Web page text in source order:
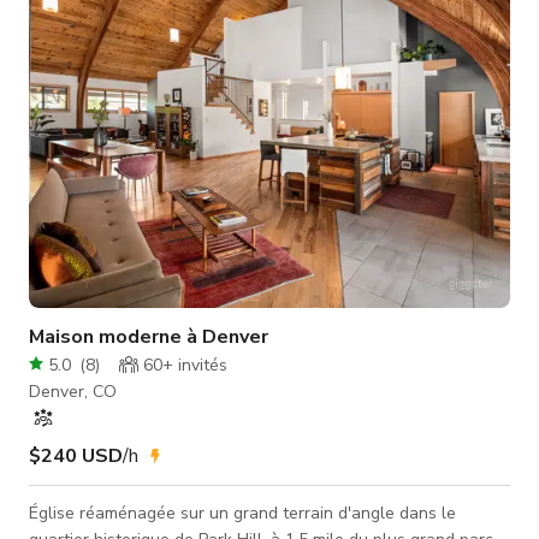
magnifique. Certains détails traditionnels utilisés pour décorer
ce
Maison moderne à Denver
5.0 (8) 60+ invités
Denver, CO
$240 USD/h
Église réaménagée sur un grand terrain d'angle dans le